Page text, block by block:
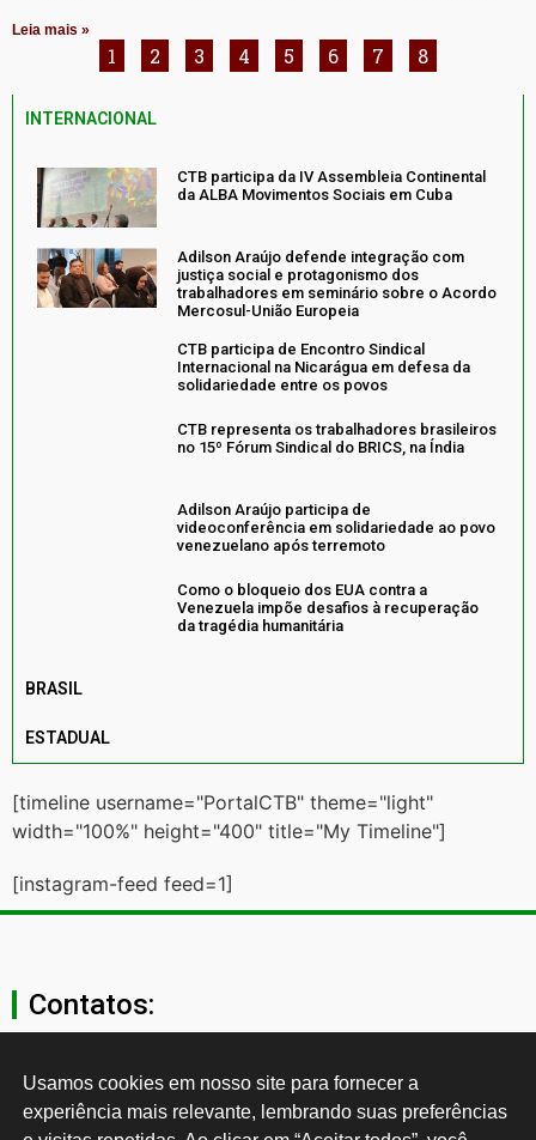
Leia mais »
1 2 3 4 5 6 7 8
INTERNACIONAL
CTB participa da IV Assembleia Continental
da ALBA Movimentos Sociais em Cuba
Adilson Araújo defende integração com
justiça social e protagonismo dos
trabalhadores em seminário sobre o Acordo
Mercosul-União Europeia
CTB participa de Encontro Sindical
Internacional na Nicarágua em defesa da
solidariedade entre os povos
CTB representa os trabalhadores brasileiros
no 15º Fórum Sindical do BRICS, na Índia
Adilson Araújo participa de
videoconferência em solidariedade ao povo
venezuelano após terremoto
Como o bloqueio dos EUA contra a
Venezuela impõe desafios à recuperação
da tragédia humanitária
BRASIL
ESTADUAL
[timeline username="PortalCTB" theme="light"
width="100%" height="400" title="My Timeline"]
[instagram-feed feed=1]
Contatos:
secgeral@ctb.org.br
11 3874-0040
Usamos cookies em nosso site para fornecer a
experiência mais relevante, lembrando suas preferências